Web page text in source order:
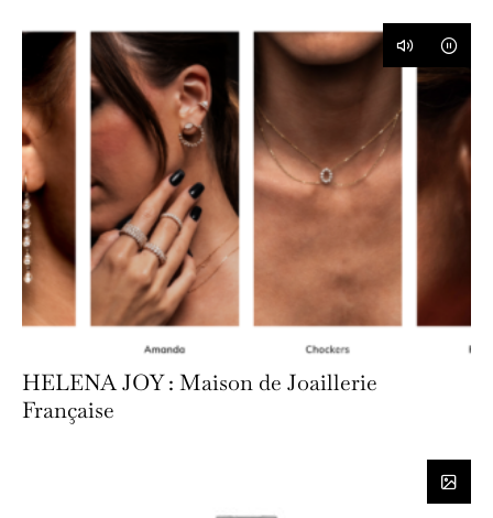
HELENA JOY : Maison de Joaillerie
Française